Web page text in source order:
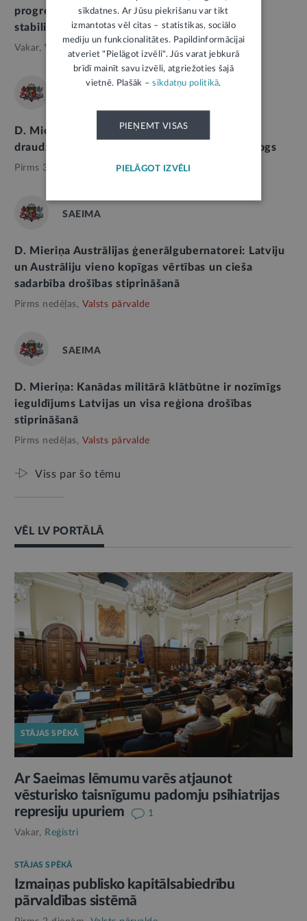
progress ir nozīmīgs visas Eiropas drošībai un
stabilitātei
Vakar, Valsts pārvalde
D. Mieriņa: Latviju un Azerbaidžānu vieno
draudzīgas attiecības un aktīvs politiskais dialogs
Pirms 3 dienām, Valsts pārvalde
SAEIMA
D. Mieriņa Austrālijas ģenerālgubernatorei: Latviju
un Austrāliju vieno kopīgas vērtības un cieša
sadarbība drošības stiprināšanā
Pirms nedēļas, Valsts pārvalde
SAEIMA
D. Mieriņa: Kanādas militārā klātbūtne ir nozīmīgs
ieguldījums Latvijas un visa reģiona drošības
stiprināšanā
Pirms nedēļas, Valsts pārvalde
Viss par šo tēmu
VĒL LV PORTĀLĀ
STĀJAS SPĒKĀ
Ar Saeimas lēmumu varēs atjaunot
vēsturisko taisnīgumu padomju psihiatrijas
represiju upuriem
1
Vakar, Reģistri
STĀJAS SPĒKĀ
Izmaiņas publisko kapitālsabiedrību
pārvaldības sistēmā
sīkdatnes. Ar Jūsu piekrišanu var tikt
izmantotas vēl citas – statistikas, sociālo
mediju un funkcionalitātes. Papildinformācijai
atveriet "Pielāgot izvēli". Jūs varat jebkurā
brīdī mainīt savu izvēli, atgriežoties šajā
vietnē. Plašāk –sīkdatņu politikā.
PIEŅEMT VISAS
PIELĀGOT IZVĒLI